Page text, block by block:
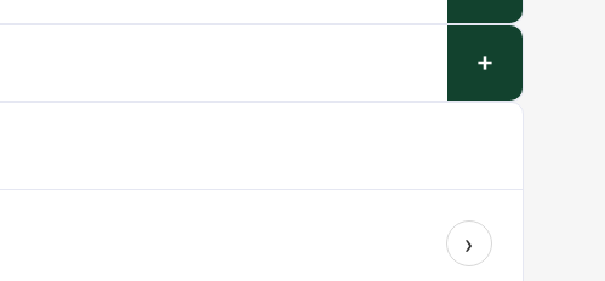
›